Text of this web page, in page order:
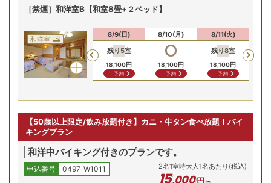
［禁煙］和洋室B【和室8畳+２ベッド】
和洋室
Previous
8/8(土)
8/9(日)
残り 5室
18,100円
予約
8/10(月)
18,100円
予約
8/11(火)
残り8室
18,100円
予約
【50歳以上限定/飲み放題付き】カニ・牛タン食べ放題！バイ
キングプラン
和洋中バイキング付きのプランです。
申込番号 0497-W1011 2名1室時大人1名あたり(税込)
15,000